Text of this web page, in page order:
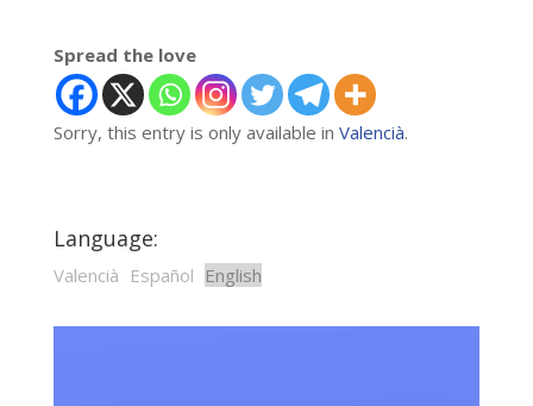
Spread the love
Sorry, this entry is only available in Valencià.
Language:
Valencià Español English